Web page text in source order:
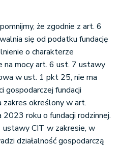
że zgodnie z art. 6
się od podatku fundację
o charakterze
na mocy art. 6 ust. 7 ustawy
w ust. 1 pkt 25, nie ma
gospodarczej fundacji
zakres określony w art.
roku o fundacji rodzinnej.
CIT w zakresie, w
działalność gospodarczą